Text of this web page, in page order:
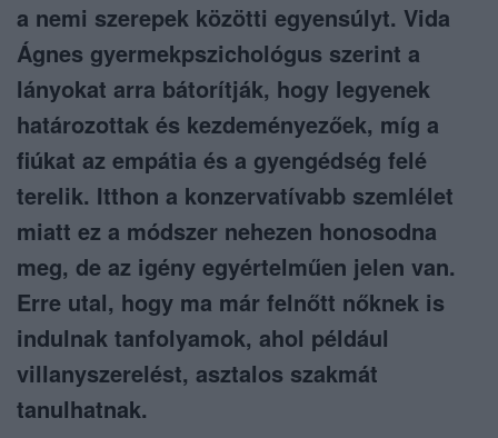
a nemi szerepek közötti egyensúlyt. Vida
Ágnes gyermekpszichológus szerint a
lányokat arra bátorítják, hogy legyenek
határozottak és kezdeményezőek, míg a
fiúkat az empátia és a gyengédség felé
terelik. Itthon a konzervatívabb szemlélet
miatt ez a módszer nehezen honosodna
meg, de az igény egyértelműen jelen van.
Erre utal, hogy ma már felnőtt nőknek is
indulnak tanfolyamok, ahol például
villanyszerelést, asztalos szakmát
tanulhatnak.